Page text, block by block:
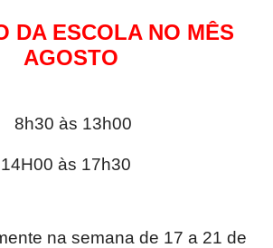
DA ESCOLA NO MÊS
AGOSTO
8h30 às 13h00
14H00 às 17h30
na semana de 17 a 21 de